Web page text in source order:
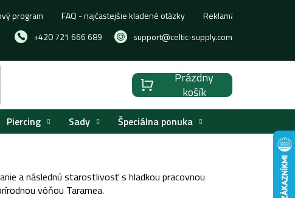
+420 721 666 689 support@celtic-supply.com
program FAQ - najčastejšie kladené otázky Reklamácia, výmena
Nákupný
košík
Prázdny
košík
Piercing Sady Špeciálna ponuka
a následnú starostlivosť s hladkou pracovnou
vôňou Taramea.